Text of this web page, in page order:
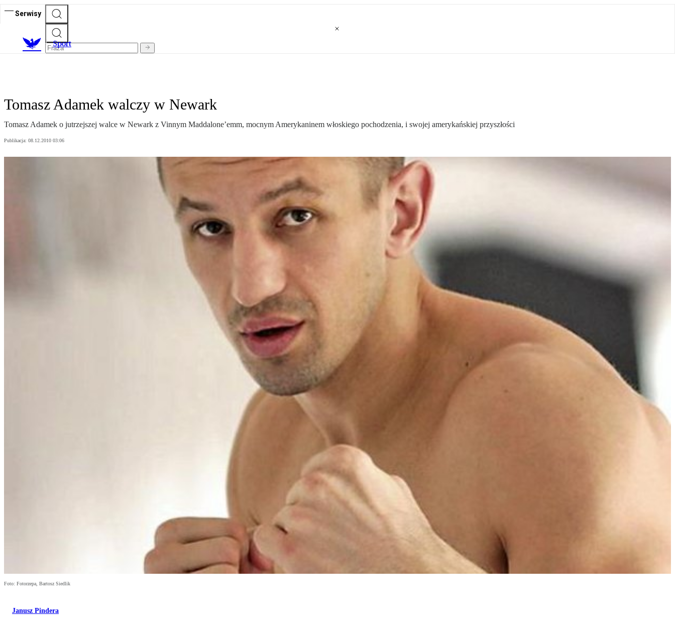
Serwisy
Sport
Tomasz Adamek walczy w Newark
Tomasz Adamek o jutrzejszej walce w Newark z Vinnym Maddalone’emm, mocnym Amerykaninem włoskiego pochodzenia, i swojej amerykańskiej przyszłości
Publikacja: 08.12.2010 03:06
Foto: Fotorzepa, Bartosz Siedlik
Janusz Pindera